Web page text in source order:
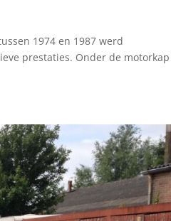
1974 en 1987 werd
prestaties. Onder de